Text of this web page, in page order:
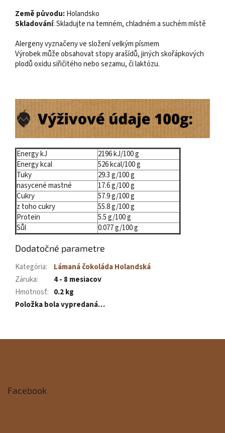
Země původu:Holandsko
Skladování: Skladujte na temném, chladném a suchém místě
Alergeny vyznačeny ve složení velkým písmem
Výrobek může obsahovat stopy arašídů, jiných skořápkových
plodů oxidu siřičitého nebo sezamu, či laktózu.
Energy kJ
2196 kJ/100 g
Energy kcal
526 kcal/100 g
Tuky
29.3 g/100 g
nasycené mastné
17.6 g/100 g
Cukry
57.9 g/100 g
z toho cukry
55.8 g/100 g
Protein
5.5 g/100 g
Sůl
0.077 g/100 g
Dodatočné parametre
Kategória:
Lámaná čokoláda Holandská
Záruka:
4 - 8 mesiacov
Hmotnosť: 0.2 kg
Položka bola vypredaná…
pFacebook